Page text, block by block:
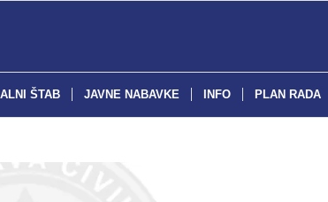
ŠTAB JAVNE NABAVKE INFO PLAN RADA